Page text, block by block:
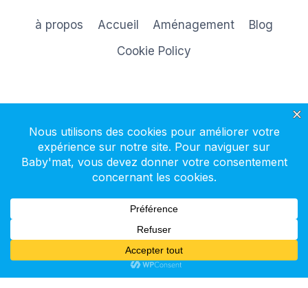
à propos Accueil Aménagement
Blog
Cookie Policy
S'inscrire à la newsletter
Kadence WP